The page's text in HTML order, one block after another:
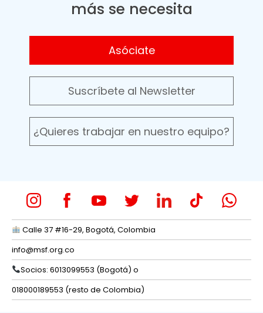
más se necesita
Asóciate
Suscríbete al Newsletter
¿Quieres trabajar en nuestro equipo?
Calle 37 #16-29, Bogotá, Colombia
info@msf.org.co
Socios: 6013099553 (Bogotá) o
018000189553 (resto de Colombia)